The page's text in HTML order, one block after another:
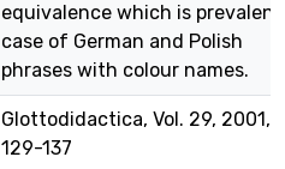
equivalence which is
case of German and Polish
phrases with colour names.
Glottodidactica, Vol. 29, 2001,
129-137